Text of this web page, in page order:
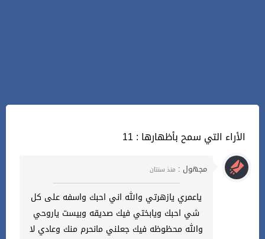
11 : الأراء التي سمح بأظهارها
مجهول : منذ سنتان
ياعمري يازهرتي والله اني احبك واسفه على كل
شي احبك ويابختي فيك صديقه وبيست ياروحي
والله محظوظه فيك جعلني مانحرم منك وعادي لا